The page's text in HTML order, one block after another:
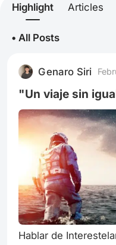
Highlight Articles
• All Posts
Genaro Siri
"Un viaje sin
Hablar de